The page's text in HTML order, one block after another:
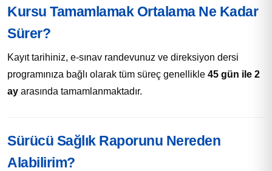
Kursu Tamamlamak Ortalama Ne Kadar
Sürer?
Kayıt tarihiniz, e-sınav randevunuz ve direksiyon dersi
programınıza bağlı olarak tüm süreç genellikle 45 gün ile 2
ay arasında tamamlanmaktadır.
Sürücü Sağlık Raporunu Nereden
Alabilirim?